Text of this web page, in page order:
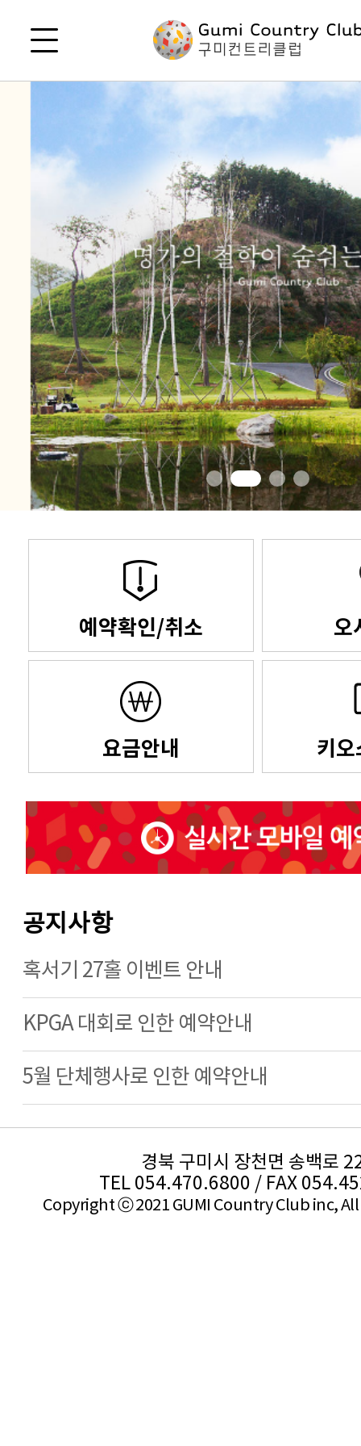
예약확인/취소 오
요금안내 키
공지사항
혹서기 27홀 이벤트 안내
KPGA 대회로 인한 예약안내
5월 단체행사로 인한 예약안내
경북 구미시 장천면 송백로
TEL 054.470.6800 / FAX
Copyright ⓒ 2021 GUMI Country Club inc,